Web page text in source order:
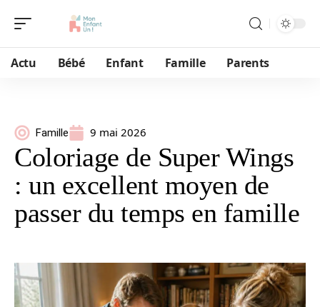
Actu Bébé Enfant Famille Parents
Famille 9 mai 2026
Coloriage de Super Wings
: un excellent moyen de
passer du temps en famille